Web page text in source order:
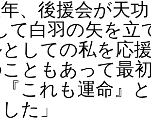
、後援会が天
て白羽の矢を立
しての私を応
こともあって最
これも運命』
た」